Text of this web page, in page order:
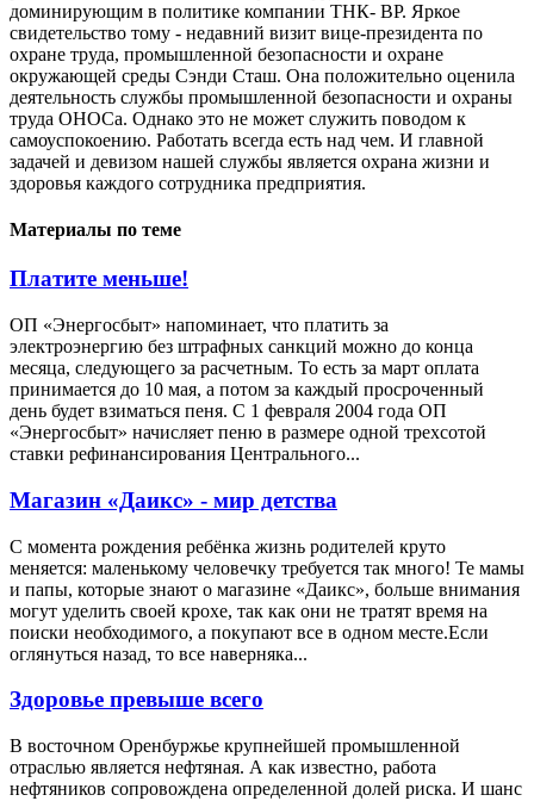
доминирующим в политике компании ТНК- ВР. Яркое
свидетельство тому - недавний визит вице-президента по
охране труда, промышленной безопасности и охране
окружающей среды Сэнди Сташ. Она положительно оценила
деятельность службы промышленной безопасности и охраны
труда ОНОСа. Однако это не может служить поводом к
самоуспокоению. Работать всегда есть над чем. И главной
задачей и девизом нашей службы является охрана жизни и
здоровья каждого сотрудника предприятия.
Материалы по теме
Платите меньше!
ОП «Энергосбыт» напоминает, что платить за
электроэнергию без штрафных санкций можно до конца
месяца, следующего за расчетным. То есть за март оплата
принимается до 10 мая, а потом за каждый просроченный
день будет взиматься пеня. С 1 февраля 2004 года ОП
«Энергосбыт» начисляет пеню в размере одной трехсотой
ставки рефинансирования Центрального...
Магазин «Даикс» - мир детства
С момента рождения ребёнка жизнь родителей круто
меняется: маленькому человечку требуется так много! Те мамы
и папы, которые знают о магазине «Даикс», больше внимания
могут уделить своей крохе, так как они не тратят время на
поиски необходимого, а покупают все в одном месте.Если
оглянуться назад, то все наверняка...
Здоровье превыше всего
В восточном Оренбуржье крупнейшей промышленной
отраслью является нефтяная. А как известно, работа
нефтяников сопровождена определенной долей риска. И шанс